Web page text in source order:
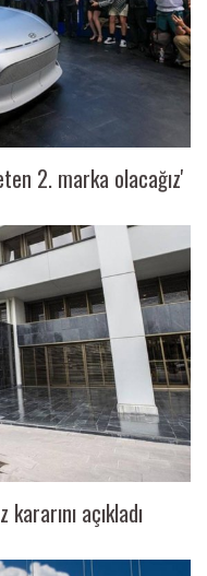
2. marka olacağız'
açıkladı